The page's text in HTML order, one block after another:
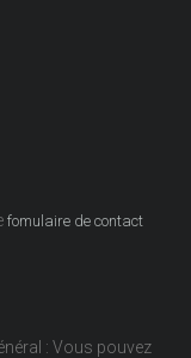
fomulaire de contact
: Vous pouvez